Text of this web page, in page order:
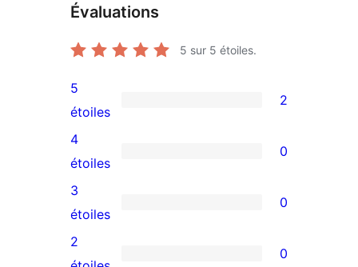
Évaluations
5 sur 5 étoiles.
2
avis
à
5
étoiles
5
étoiles
2
0
avis
à
4
étoile
4
étoiles
0
0
avis
à
3
étoiles
0
2
0